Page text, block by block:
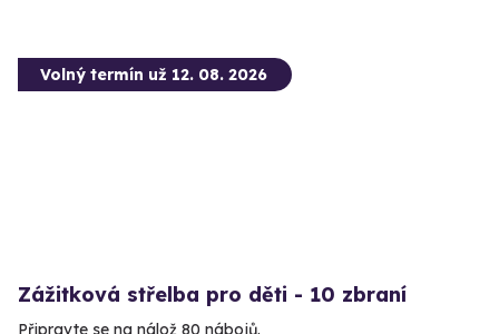
Volný termín už 12. 08. 2026
Zážitková střelba pro děti - 10 zbraní
Připravte se na nálož 80 nábojů.